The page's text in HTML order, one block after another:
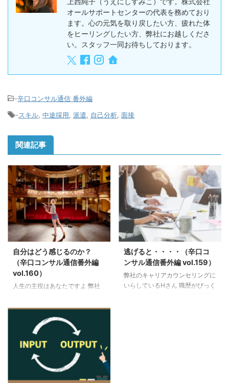
オールサポートセンターの代表を務めており
ます。心の元気を取り戻したい方、疲れた体
をヒーリングしたい方、弊社にお越しくださ
い。スタッフ一同お待ちしております。
-辛口コンサル通信 番外編
-スキル, 中途採用, 派遣, 自己分析, 面接
関連記事
自分はどう感じるのか？
（辛口コンサル通信番外編
vol.160）
人生の主役はあなたですよ 弊社
ンセリング （キャリア採用の為
の新卒は受けません） ・心のカ
ウンセリング も含まれていま
す。 先日、 就職活動を行ってい
るんだけど まったく内定がもら
えない知人の お嬢さんをお願い
できないかな？」と 連絡をいた
だきました。 今でこそ、 起業11
逃げると・・・・（辛口コ
ンサル通信番外編 vol.159）
弊社のキャリアカウンセリングに
いらしているHさん 職歴がびっく